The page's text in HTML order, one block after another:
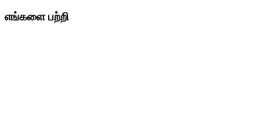
எங்களை பற்றி